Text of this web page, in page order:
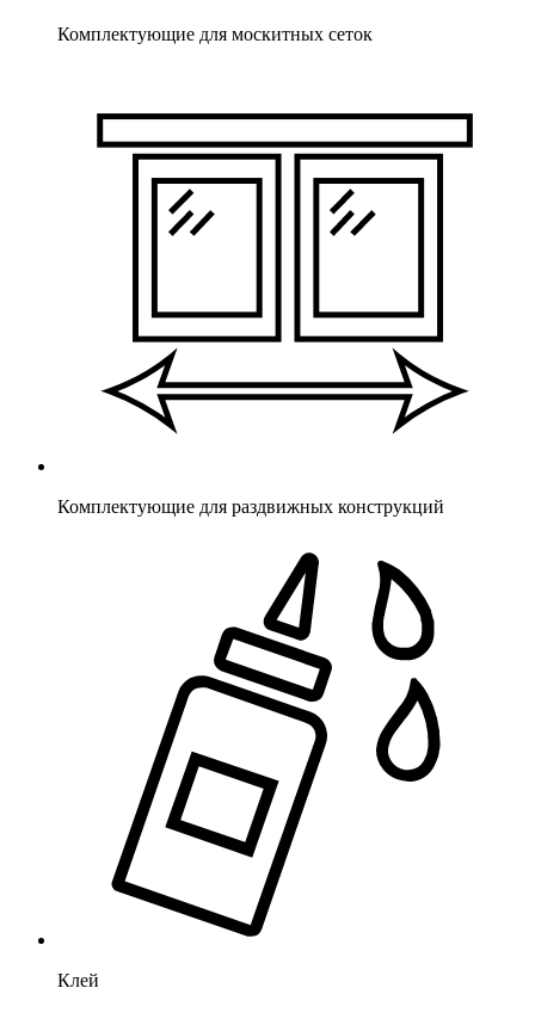
Комплектующие для москитных сеток
Комплектующие для раздвижных конструкций
Клей